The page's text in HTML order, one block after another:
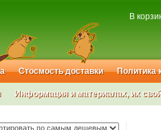
В
Политика
Стосмость доставки
Информация и материалах, их